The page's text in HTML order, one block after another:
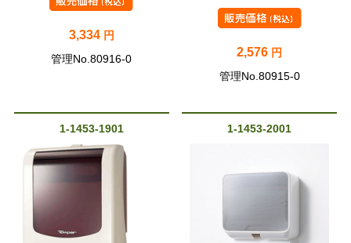
3,334 円
管理No.80916-0 2,576 円
管理No.80915-0
1-1453-1901 1-1453-2001